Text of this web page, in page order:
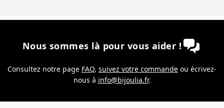
Nous sommes là pour vous aider !
Consultez notre page FAQ, suivez votre commande ou écrivez-
nous à info@bijoulia.fr.